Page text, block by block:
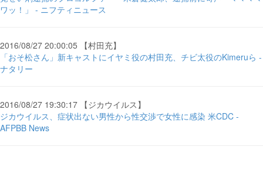
ワッ！」 - ニフティニュース
2016/08/27 20:00:05 【村田充】
「おそ松さん」新キャストにイヤミ役の村田充、チビ太役のKimeruら -
ナタリー
2016/08/27 19:30:17 【ジカウイルス】
ジカウイルス、症状出ない男性から性交渉で女性に感染 米CDC -
AFPBB News